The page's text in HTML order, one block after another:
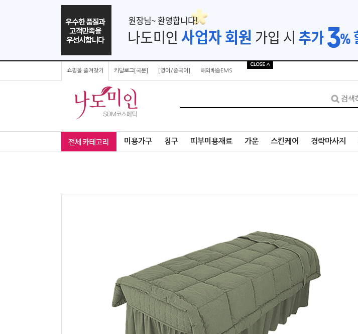
쇼핑몰 즐겨찾기 카달로그[국문] [영어/중국어] 해외배송EMS
미용가구 침구 피부미용재료 가운 스킨케어 경락마사지